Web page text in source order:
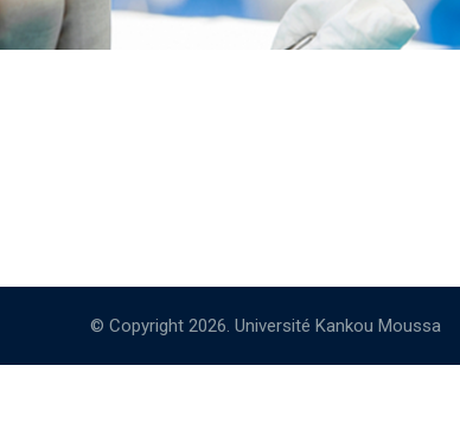
© Copyright 2026. Université Kankou Moussa